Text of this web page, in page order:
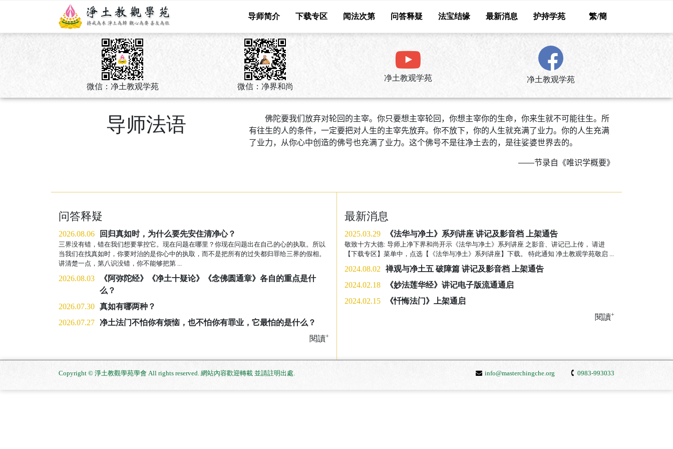
导师简介 下载专区 闻法次第 问答释疑 法宝结缘 最新消息 护持学苑 繁/簡
微信：净土教观学苑 微信：净界和尚
净土教观学苑 净土教观学苑
导师法语
佛陀要我们放弃对轮回的主宰。你只要想主宰轮回，你想主宰你的生命，你来生就不可能往生。所
有往生的人的条件，一定要把对人生的主宰先放弃。你不放下，你的人生就充满了业力。你的人生充满
了业力，从你心中创造的佛号也充满了业力。这个佛号不是往净土去的，是往娑婆世界去的。
——节录自《唯识学概要》
最新消息
2025.03.29 《法华与净土》系列讲座 讲记及影音档 上架通告
敬致十方大德: 导师上净下界和尚开示《法华与净土》系列讲座 之影音、讲记已上传， 请进
【下载专区】菜单中，点选【《法华与净土》系列讲座】下载。 特此通知 净土教观学苑敬启 ...
2024.08.02
禅观与净土五 破障篇 讲记及影音档 上架通告
2024.02.18
《妙法莲华经》讲记电子版流通通启
2024.02.15
《忏悔法门》上架通启
閱讀+
问答释疑
2026.08.06 回归真如时，为什么要先安住清净心？
三界没有错，错在我们想要掌控它。现在问题在哪里？你现在问题出在自己的心的执取。所以
当我们在找真如时，你要对治的是你心中的执取，而不是把所有的过失都归罪给三界的假相。
讲清楚一点，第八识没错，你不能够把第 ...
2026.08.03
《阿弥陀经》《净土十疑论》《念佛圆通章》各自的重点是什
么？
2026.07.30 真如有哪两种？
2026.07.27 净土法门不怕你有烦恼，也不怕你有罪业，它最怕的是什么？
閱讀+
Copyright © 淨土教觀學苑學會 All rights reserved. 網站內容歡迎轉載 並請註明出處. info@masterchingche.org 0983-993033